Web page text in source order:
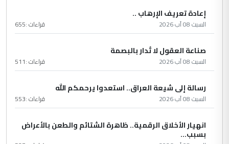
إعادة تعريف الإرهاب ..
السبت 08 آب 2026 قراءات :655
صناعة العقول لا تُدار بالبصمة
السبت 08 آب 2026 قراءات :511
رسالة إلى شيعة العراق.. استعدوا يرحمكم الله
السبت 08 آب 2026 قراءات :553
انهيار الأخلاق الرقمية.. ظاهرة الشتائم والطعن بالأعراض
بسبب...